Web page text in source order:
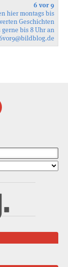
6 vor 9
hier montags bis
Geschichten
bis 8 Uhr an
@bildblog.de